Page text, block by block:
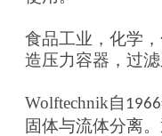
食品工业，化学
造压力容器，过
Wolftechnik自 1966
固体与流体分离